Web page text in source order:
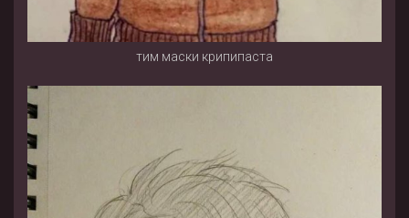
тим маски крипипаста